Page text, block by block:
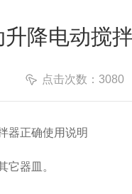
降电动搅
点击次数：3080
器正确使用说明
它器皿。